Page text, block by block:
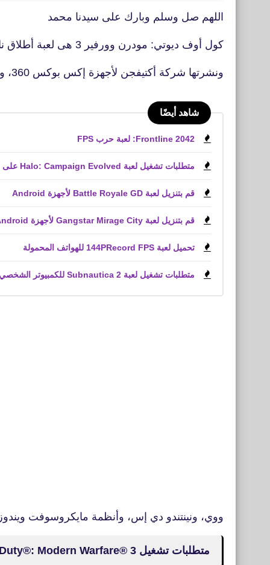
اللهم صل وسلم وبارك على سيدنا محمد
كول أوف ديوتي: مودرن وورفير 3 هى لعبة أطلاق نار من منظور الشخص الأول
ونشرتها شركة أكتيفجن لأجهزة إكس بوكس 360، و‌بلاي ستيشن 3
شاهد أيضًا
Frontline 2042: لعبة حرب FPS
متطلبات تشغيل لعبة Halo: Campaign Evolved على الكمبيوتر الشخصي
قم بتنزيل لعبة Battle Royale GD لأجهزة Android
قم بتنزيل لعبة Gangstar Mirage City لأجهزة Android و iPhone (APK)
تحميل لعبة 144PRecord FPS للهواتف المحمولة
متطلبات تشغيل لعبة Subnautica 2 للكمبيوتر الشخصي
و‌وي، و‌نينتندو دي إس، وأنظمة مايكروسوفت
متطلبات تشغيل Call of Duty®: Modern Warfare® 3